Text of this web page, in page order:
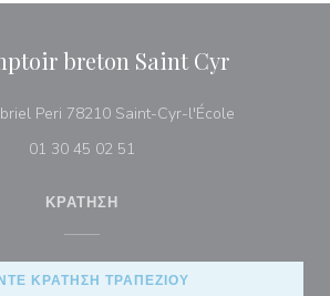
breton Saint Cyr
Peri 78210 Saint-Cyr-l'École((ανοίγει σε
01 30 45 02 51
ΚΡΆΤΗΣΗ
ΚΡΆΤΗΣΗ ΤΡΑΠΕΖΙΟΎ